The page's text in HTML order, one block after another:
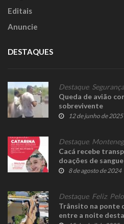
Editais
Anuncie
DESTAQUES
Destaque, Segurança
Queda de avião
sobrevivente
12 de junho de 2025
Destaque,
Cacá recebe
doações de
8 de agosto de 2024
Destaque, Feliz,
Trânsito na ponte
entre a noite